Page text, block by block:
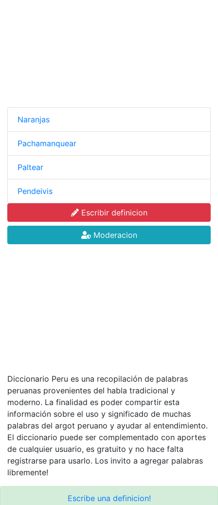
Naranjas
Pachamanquear
Paltear
Pendeivis
Escribir definicion
Moderacion
Diccionario Peru es una recopilación de palabras
peruanas provenientes del habla tradicional y
moderno. La finalidad es poder compartir esta
información sobre el uso y significado de muchas
palabras del argot peruano y ayudar al entendimiento.
El diccionario puede ser complementado con aportes
de cualquier usuario, es gratuito y no hace falta
registrarse para usarlo. Los invito a agregar palabras
libremente!
Escribe una definicion!